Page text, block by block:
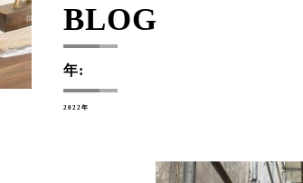
BLOG
年:
2022年